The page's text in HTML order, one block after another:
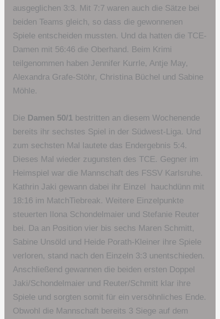
ausgeglichen 3:3. Mit 7:7 waren auch die Sätze bei
beiden Teams gleich, so dass die gewonnenen
Spiele entscheiden mussten. Und da hatten die TCE-
Damen mit 56:46 die Oberhand. Beim Krimi
teilgenommen haben Jennifer Kurrle, Antje May,
Alexandra Grafe-Stöhr, Christina Büchel und Sabine
Möhle.
Die Damen 50/1 bestritten an diesem Wochenende
bereits ihr sechstes Spiel in der Südwest-Liga. Und
zum sechsten Mal lautete das Endergebnis 5:4.
Dieses Mal wieder zugunsten des TCE. Gegner im
Heimspiel war die Mannschaft des FSSV Karlsruhe.
Kathrin Jaki gewann dabei ihr Einzel hauchdünn mit
18:16 im MatchTiebreak. Weitere Einzelpunkte
steuerten Ilona Schondelmaier und Stefanie Reuter
bei. Da an Position vier bis sechs Maren Schmitt,
Sabine Unsöld und Heide Porath-Kleiner ihre Spiele
verloren, stand nach den Einzeln 3:3 unentschieden.
Anschließend gewannen die beiden ersten Doppel
Jaki/Schondelmaier und Reuter/Schmitt klar ihre
Spiele und sorgten somit für ein versöhnliches Ende.
Obwohl die Mannschaft bereits 3 Siege auf dem